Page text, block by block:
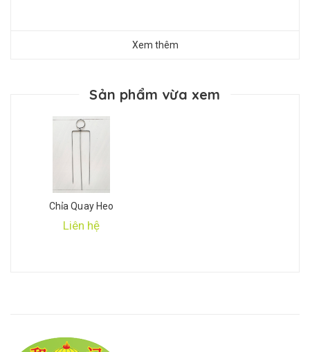
Xem thêm
Sản phẩm vừa xem
Chỉa Quay Heo
Liên hệ